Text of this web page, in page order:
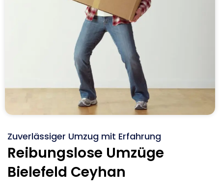
Zuverlässiger Umzug mit Erfahrung
Reibungslose Umzüge
Bielefeld Ceyhan